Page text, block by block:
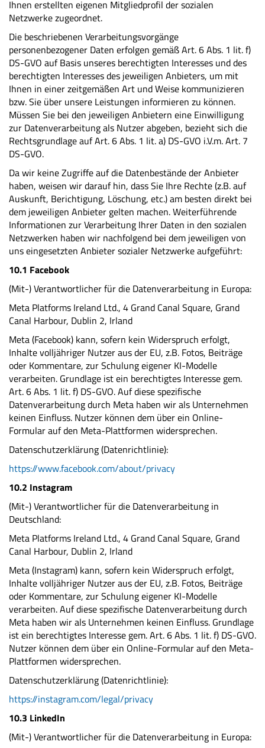
Ihnen erstellten eigenen Mitgliedprofil der sozialen
Netzwerke zugeordnet.
Die beschriebenen Verarbeitungsvorgänge
personenbezogener Daten erfolgen gemäß Art. 6 Abs. 1 lit. f)
DS-GVO auf Basis unseres berechtigten Interesses und des
berechtigten Interesses des jeweiligen Anbieters, um mit
Ihnen in einer zeitgemäßen Art und Weise kommunizieren
bzw. Sie über unsere Leistungen informieren zu können.
Müssen Sie bei den jeweiligen Anbietern eine Einwilligung
zur Datenverarbeitung als Nutzer abgeben, bezieht sich die
Rechtsgrundlage auf Art. 6 Abs. 1 lit. a) DS-GVO i.V.m. Art. 7
DS-GVO.
Da wir keine Zugriffe auf die Datenbestände der Anbieter
haben, weisen wir darauf hin, dass Sie Ihre Rechte (z.B. auf
Auskunft, Berichtigung, Löschung, etc.) am besten direkt bei
dem jeweiligen Anbieter gelten machen. Weiterführende
Informationen zur Verarbeitung Ihrer Daten in den sozialen
Netzwerken haben wir nachfolgend bei dem jeweiligen von
uns eingesetzten Anbieter sozialer Netzwerke aufgeführt:
10.1 Facebook
(Mit-) Verantwortlicher für die Datenverarbeitung in Europa:
Meta Platforms Ireland Ltd., 4 Grand Canal Square, Grand
Canal Harbour, Dublin 2, Irland
Meta (Facebook) kann, sofern kein Widerspruch erfolgt,
Inhalte volljähriger Nutzer aus der EU, z.B. Fotos, Beiträge
oder Kommentare, zur Schulung eigener KI-Modelle
verarbeiten. Grundlage ist ein berechtigtes Interesse gem.
Art. 6 Abs. 1 lit. f) DS-GVO. Auf diese spezifische
Datenverarbeitung durch Meta haben wir als Unternehmen
keinen Einfluss. Nutzer können dem über ein Online-
Formular auf den Meta-Plattformen widersprechen.
Datenschutzerklärung (Datenrichtlinie):
https://www.facebook.com/about/privacy
10.2 Instagram
(Mit-) Verantwortlicher für die Datenverarbeitung in
Deutschland:
Meta Platforms Ireland Ltd., 4 Grand Canal Square, Grand
Canal Harbour, Dublin 2, Irland
Meta (Instagram) kann, sofern kein Widerspruch erfolgt,
Inhalte volljähriger Nutzer aus der EU, z.B. Fotos, Beiträge
oder Kommentare, zur Schulung eigener KI-Modelle
verarbeiten. Auf diese spezifische Datenverarbeitung durch
Meta haben wir als Unternehmen keinen Einfluss. Grundlage
ist ein berechtigtes Interesse gem. Art. 6 Abs. 1 lit. f) DS-GVO.
Nutzer können dem über ein Online-Formular auf den Meta-
Plattformen widersprechen.
Datenschutzerklärung (Datenrichtlinie):
https://instagram.com/legal/privacy
10.3 LinkedIn
(Mit-) Verantwortlicher für die Datenverarbeitung in Europa: